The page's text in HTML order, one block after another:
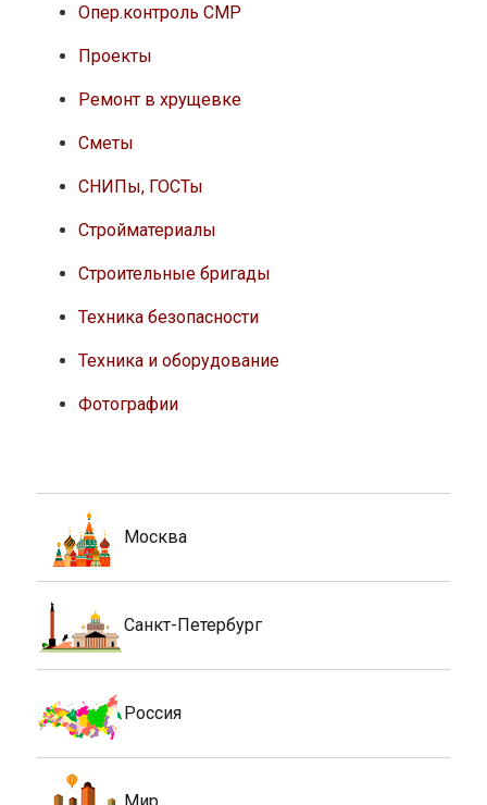
Опер.контроль СМР
Проекты
Ремонт в хрущевке
Сметы
СНИПы, ГОСТы
Стройматериалы
Строительные бригады
Техника безопасности
Техника и оборудование
Фотографии
Москва
Санкт-Петербург
Россия
Мир